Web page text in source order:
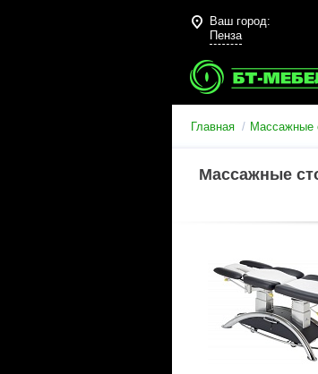
Ваш город:
Пенза
Главная Массажные
Массажные